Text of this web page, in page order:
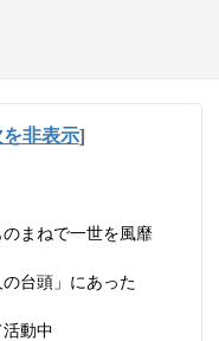
非表示]
まねで一世を風靡
台頭」にあった
動中